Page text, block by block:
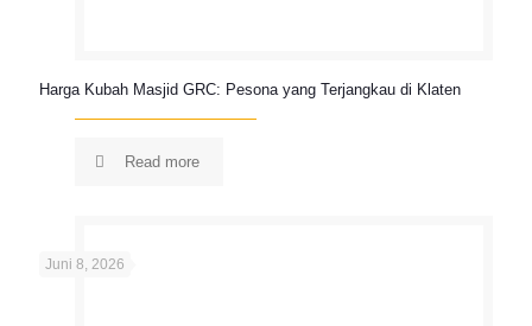
Harga Kubah Masjid GRC: Pesona yang Terjangkau di Klaten
Read more
Juni 8, 2026